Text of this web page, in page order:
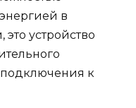
в
устройство
подключения к